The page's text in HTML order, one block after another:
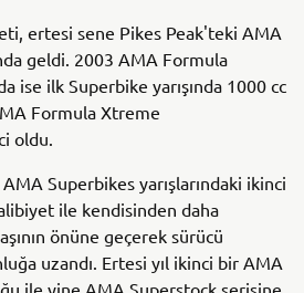
ertesi sene Pikes Peak'teki AMA
geldi. 2003 AMA Formula
ise ilk Superbike yarışında 1000 cc
Formula Xtreme
oldu.
AMA Superbikes yarışlarındaki ikinci
ile kendisinden daha
önüne geçerek sürücü
uzandı. Ertesi yıl ikinci bir AMA
ile yine AMA Superstock serisine